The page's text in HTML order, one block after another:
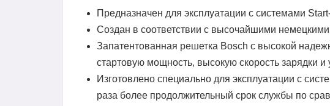
Предназначен для эксплуатации с системами
Создан в соответствии с высочайшими немецкими
Запатентованная решетка Bosch с высокой
стартовую мощность, высокую скорость зарядки и
Изготовлено специально для эксплуатации с
раза более продолжительный срок службы по